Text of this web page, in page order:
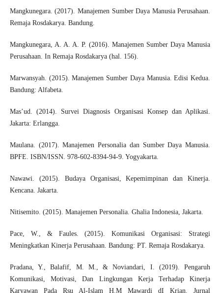
Mangkunegara. (2017). Manajemen Sumber Daya Manusia Perusahaan.
Remaja Rosdakarya. Bandung.
Mangkunegara, A. A. A. P. (2016). Manajemen Sumber Daya Manusia
Perusahaan. In Remaja Rosdakarya (hal. 156).
Marwansyah. (2015). Manajemen Sumber Daya Manusia. Edisi Kedua.
Bandung: Alfabeta.
Mas’ud. (2014). Survei Diagnosis Organisasi Konsep dan Aplikasi.
Jakarta: Erlangga.
Maulana. (2017). Manajemen Personalia dan Sumber Daya Manusia.
BPFE. ISBN/ISSN. 978-602-8394-94-9. Yogyakarta.
Nawawi. (2015). Budaya Organisasi, Kepemimpinan dan Kinerja.
Kencana. Jakarta.
Nitisemito. (2015). Manajemen Personalia. Ghalia Indonesia, Jakarta.
Pace, W., & Faules. (2015). Komunikasi Organisasi: Strategi
Meningkatkan Kinerja Perusahaan. Bandung: PT. Remaja Rosdakarya.
Pradana, Y., Balafif, M. M., & Noviandari, I. (2019). Pengaruh
Komunikasi, Motivasi, Dan Lingkungan Kerja Terhadap Kinerja
Karyawan Pada Rsu Al-Islam H.M Mawardi dI Krian. Jurnal